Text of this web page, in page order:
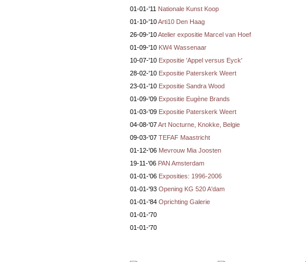
01-01-'11 Nationale Kunst Koop
01-10-'10Arti10 Den Haag
26-09-'10Atelier expositie Marcel van Hoef
01-09-'10 KW4 Wassenaar
10-07-'10 Expositie 'Appel versus Eyck'
28-02-'10 Expositie Paterskerk Weert
23-01-'10 Expositie Sandra Wood
01-09-'09 Expositie Eugène Brands
01-03-'09 Expositie Paterskerk Weert
04-08-'07Art Nocturne, Knokke, Belgie
09-03-'07 TEFAF Maastricht
01-12-'06 Mevrouw Mia Joosten
19-11-'06 PAN Amsterdam
01-01-'06 Exposities: 1996-2006
01-01-'93 Opening KG 520 A'dam
01-01-'84 Oprichting Galerie
01-01-'70
01-01-'70